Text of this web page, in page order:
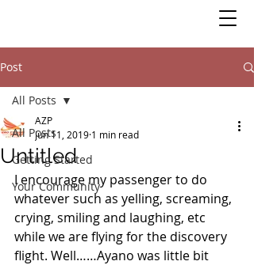
Post
All Posts
Getting Started
Your Community
All Posts
Untitled
AZP
Jun 11, 2019 1 min read
I encourage my passenger to do
whatever such as yelling, screaming,
crying, smiling and laughing, etc
while we are flying for the discovery
flight. Well……Ayano was little bit